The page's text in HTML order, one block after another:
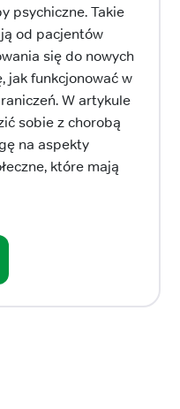
psychiczne. Takie
od pacjentów
się do nowych
jak funkcjonować w
W artykule
sobie z chorobą
na aspekty
które mają